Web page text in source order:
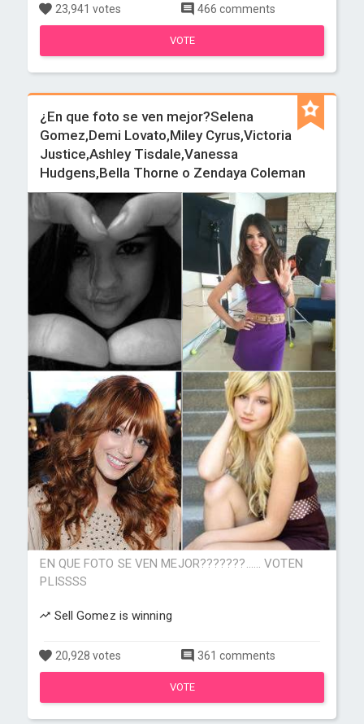
23,941 votes 466 comments
VOTE
¿En que foto se ven mejor?Selena
Gomez,Demi Lovato,Miley Cyrus,Victoria
Justice,Ashley Tisdale,Vanessa
Hudgens,Bella Thorne o Zendaya Coleman
EN QUE FOTO SE VEN MEJOR???????...... VOTEN
PLISSSS
Sell Gomez is winning
20,928 votes 361 comments
VOTE